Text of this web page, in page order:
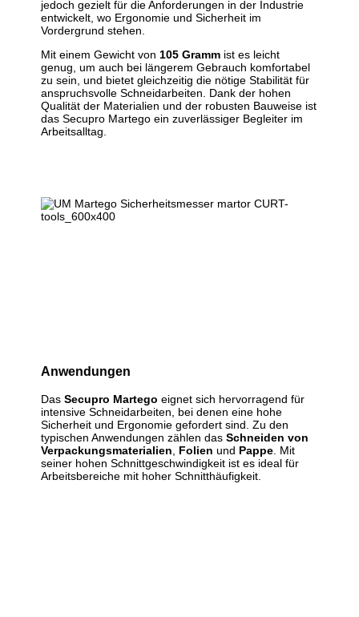
jedoch gezielt für die Anforderungen in der Industrie
entwickelt, wo Ergonomie und Sicherheit im
Vordergrund stehen.
Mit einem Gewicht von 105 Gramm ist es leicht
genug, um auch bei längerem Gebrauch komfortabel
zu sein, und bietet gleichzeitig die nötige Stabilität für
anspruchsvolle Schneidarbeiten. Dank der hohen
Qualität der Materialien und der robusten Bauweise ist
das Secupro Martego ein zuverlässiger Begleiter im
Arbeitsalltag.
Anwendungen
DasSecupro Martego eignet sich hervorragend für
intensive Schneidarbeiten, bei denen eine hohe
Sicherheit und Ergonomie gefordert sind. Zu den
typischen Anwendungen zählen dasSchneiden von
Verpackungsmaterialien
Folien und Pappe . Mit
seiner hohen Schnittgeschwindigkeit ist es ideal für
Arbeitsbereiche mit hoher Schnitthäufigkeit.